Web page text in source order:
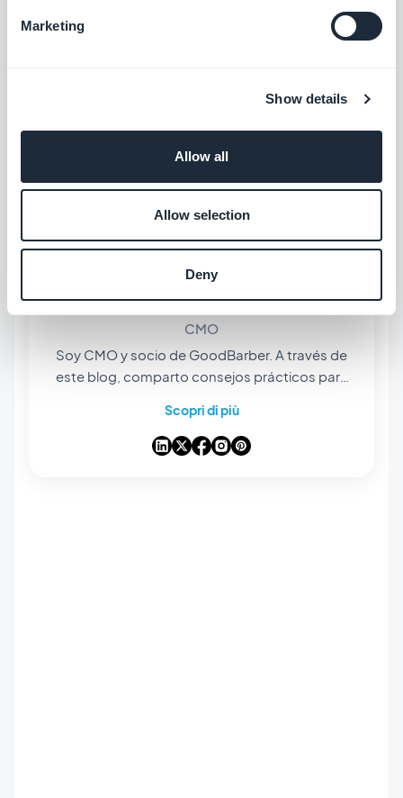
Marketing
Show details
Allow all
Allow selection
Deny
INFORMAZIONI SULL'AUTORE
Jerome Granados
CMO
Soy CMO y socio de GoodBarber. A través de
este blog, comparto consejos prácticos para
GoodBarber, análisis sobre las tendencias que
están transformando el mundo móvil y el no-
Scopri di più